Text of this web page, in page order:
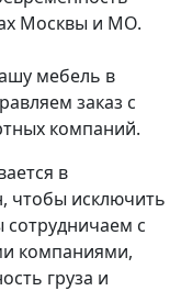
Москвы и МО.
мебель в
заказ с
компаний.
в
чтобы исключить
с
компаниями,
груза и